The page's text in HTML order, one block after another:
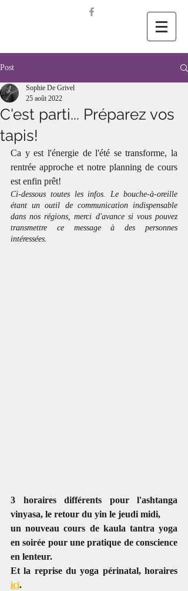
Post
C'est parti... Préparez vos
tapis!
Sophie De Grivel
25 août 2022
Ca y est l'énergie de l'été se transforme, la
rentrée approche et notre planning de cours
est enfin prêt!
Ci-dessous toutes les infos. Le bouche-à-oreille
étant un outil de communication indispensable
dans nos régions, merci d'avance si vous pouvez
transmettre ce message à des personnes
intéressées.
3 horaires différents pour l'ashtanga
vinyasa, le retour du yin le jeudi midi,
un nouveau cours de kaula tantra yoga
en soirée pour une pratique de conscience
en lenteur.
ici.